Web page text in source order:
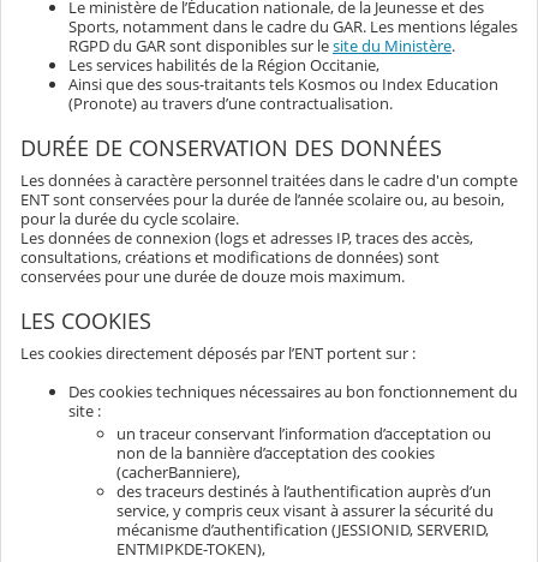
Le ministère de l’Éducation nationale, de la Jeunesse et des
Sports, notamment dans le cadre du GAR. Les mentions légales
RGPD du GAR sont disponibles sur lesite du Ministère.
Les services habilités de la Région Occitanie,
Ainsi que des sous-traitants tels Kosmos ou Index Education
(Pronote) au travers d’une contractualisation.
DURÉE DE CONSERVATION DES DONNÉES
Les données à caractère personnel traitées dans le cadre d'un compte
ENT sont conservées pour la durée de l’année scolaire ou, au besoin,
pour la durée du cycle scolaire.
Les données de connexion (logs et adresses IP, traces des accès,
consultations, créations et modifications de données) sont
conservées pour une durée de douze mois maximum.
LES COOKIES
Les cookies directement déposés par l’ENT portent sur :
Des cookies techniques nécessaires au bon fonctionnement du
site :
un traceur conservant l’information d’acceptation ou
non de la bannière d’acceptation des cookies
(cacherBanniere),
des traceurs destinés à l’authentification auprès d’un
service, y compris ceux visant à assurer la sécurité du
mécanisme d’authentification (JESSIONID, SERVERID,
ENTMIPKDE-TOKEN),